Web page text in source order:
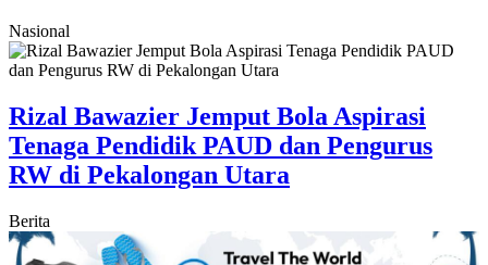
Nasional
Rizal Bawazier Jemput Bola Aspirasi
Tenaga Pendidik PAUD dan Pengurus
RW di Pekalongan Utara
Berita